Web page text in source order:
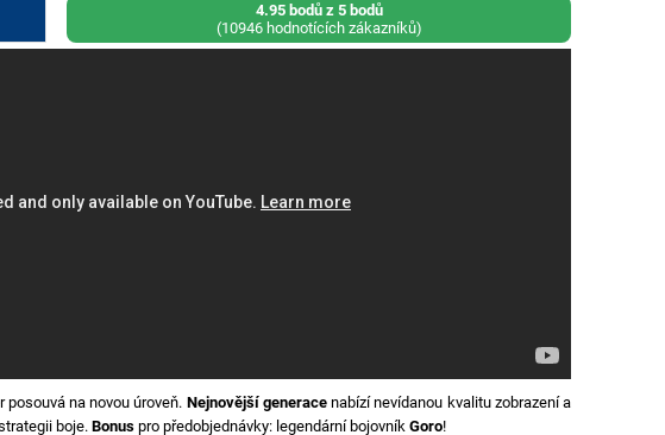
4.95 bodů z 5 bodů
(10946 hodnotících zákazníků)
na novou úroveň. Nejnovější generacenabízí nevídanou kvalitu zobrazení a
boje. Bonus pro předobjednávky: legendární bojovník Goro!